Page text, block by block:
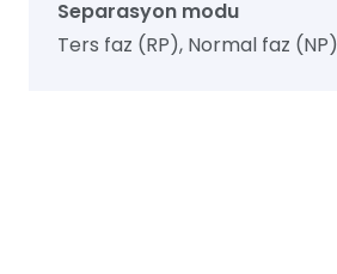
Separasyon modu
Ters faz (RP), Normal faz (NP)